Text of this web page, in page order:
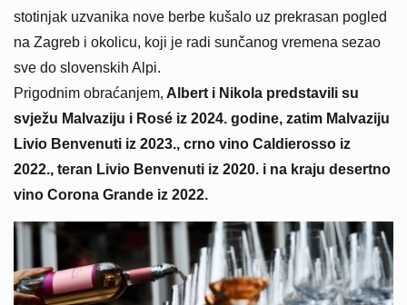
stotinjak uzvanika nove berbe kušalo uz prekrasan pogled
na Zagreb i okolicu, koji je radi sunčanog vremena sezao
sve do slovenskih Alpi.
Prigodnim obraćanjem, Albert i Nikola predstavili su
svježu Malvaziju i Rosé iz 2024. godine, zatim Malvaziju
Livio Benvenuti iz 2023., crno vino Caldierosso iz
2022., teran Livio Benvenuti iz 2020. i na kraju desertno
vino Corona Grande iz 2022.